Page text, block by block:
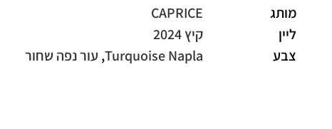
מותג
CAPRICE
ליין
קיץ 2024
צבע
Turquoise Napla
, עור נפה שחור